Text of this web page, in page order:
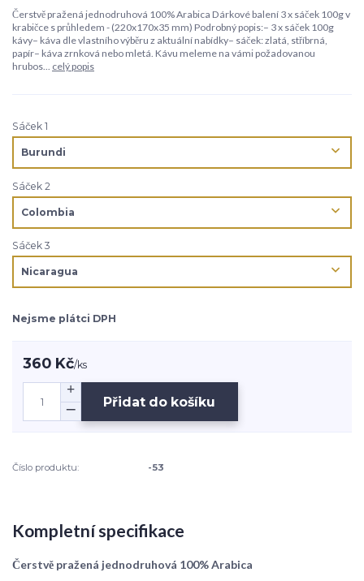
Čerstvě pražená jednodruhová 100% Arabica Dárkové balení 3 x sáček 100g v
krabičce s průhledem - (220x170x35 mm) Podrobný popis:– 3 x sáček 100g
kávy– káva dle vlastního výběru z aktuální nabídky– sáček: zlatá, stříbrná,
papír– káva zrnková nebo mletá. Kávu meleme na vámi požadovanou
hrubos... celý popis
Sáček 1
Sáček 2
Sáček 3
Nejsme plátci DPH
360 Kč/ks
Přidat do košíku
Číslo produktu: -53
Kompletní specifikace
Čerstvě pražená jednodruhová 100% Arabica